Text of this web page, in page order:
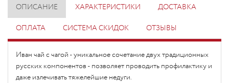
ОПИСАНИЕ ХАРАКТЕРИСТИКИ ДОСТАВКА
ОПЛАТА СИСТЕМА СКИДОК ОТЗЫВЫ
Иван чай с чагой - уникальное сочетание двух традиционных
русских компонентов - позволяет проводить профилактику и
даже излечивать тяжелейшие недуги.